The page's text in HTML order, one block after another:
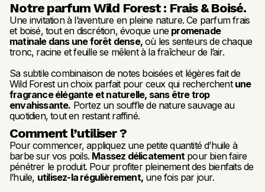
Notre parfum Wild Forest : Frais & Boisé.
Une invitation à l’aventure en pleine nature. Ce parfum frais
et boisé, tout en discrétion, évoque une promenade
matinale dans une forêt dense, où les senteurs de chaque
tronc, racine et feuille se mêlent à la fraîcheur de l’air.
Sa subtile combinaison de notes boisées et légères fait de
Wild Forest un choix parfait pour ceux qui recherchent une
fragrance élégante et naturelle, sans être trop
envahissante. Portez un souffle de nature sauvage au
quotidien, tout en restant raffiné.
Comment l’utiliser ?
Pour commencer, appliquez une petite quantité d’huile à
barbe sur vos poils. Massez délicatement pour bien faire
pénétrer le produit. Pour profiter pleinement des bienfaits de
l’huile, utilisez-la régulièrement, une fois par jour.